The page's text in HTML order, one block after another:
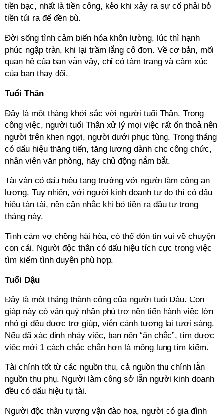
tiền bạc, nhất là tiền công, kẻo khi xảy ra sự cố phải bỏ
tiền túi ra để đền bù.
Đời sống tình cảm biến hóa khôn lường, lúc thì hạnh
phúc ngập tràn, khi lại trầm lắng cô đơn. Về cơ bản, mối
quan hệ của bạn vẫn vậy, chỉ có tâm trạng và cảm xúc
của bạn thay đổi.
Tuổi Thân
Đây là một tháng khởi sắc với người tuổi Thân. Trong
công việc, người tuổi Thân xử lý mọi việc rất ổn thoả nên
người trên khen ngợi, người dưới phục tùng. Trong tháng
có dấu hiệu thăng tiến, tăng lương dành cho công chức,
nhân viên văn phòng, hãy chủ động nắm bắt.
Tài vận có dấu hiệu tăng trưởng với người làm công ăn
lương. Tuy nhiên, với người kinh doanh tự do thì có dấu
hiệu tán tài, nên cân nhắc khi bỏ tiền ra đầu tư trong
tháng này.
Tình cảm vợ chồng hài hòa, có thể đón tin vui về chuyện
con cái. Người độc thân có dấu hiệu tích cực trong việc
tìm kiếm tình duyên phù hợp.
Tuổi Dậu
Đây là một tháng thành công của người tuổi Dậu. Con
giáp này có vận quý nhân phù trợ nên tiến hành việc lớn
nhỏ gì đều được trợ giúp, viễn cảnh tương lai tươi sáng.
Nếu đã xác định nhảy việc, bạn nên “ăn chắc”, tìm được
việc mới 1 cách chắc chắn hơn là mông lung tìm kiếm.
Tài chính tốt từ các nguồn thu, cả nguồn thu chính lẫn
nguồn thu phụ. Người làm công sở lẫn người kinh doanh
đều có dấu hiệu tụ tài.
Người độc thân vượng vận đào hoa, người có gia đình